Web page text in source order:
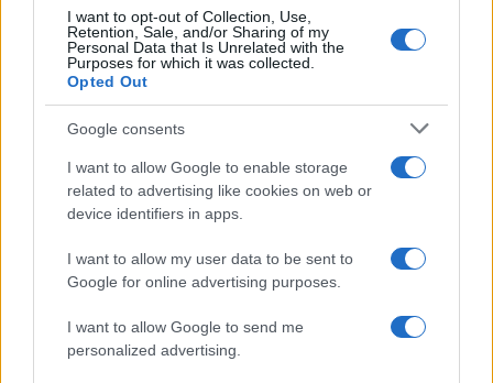
I want to opt-out of Collection, Use,
Retention, Sale, and/or Sharing of my
Personal Data that Is Unrelated with the
Purposes for which it was collected.
Opted Out
Google consents
I want to allow Google to enable storage
related to advertising like cookies on web or
device identifiers in apps.
I want to allow my user data to be sent to
Google for online advertising purposes.
I want to allow Google to send me
personalized advertising.
Σχόλια
Σχολίασε εδώ
50 /50